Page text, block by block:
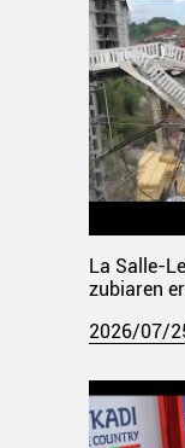
La Salle-
zubiaren
2026/07/